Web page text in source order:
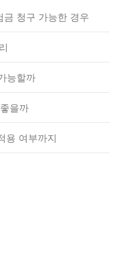
청구 가능한 경우
능할까
을까
용 여부까지